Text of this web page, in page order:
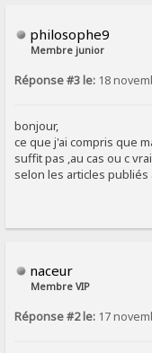
philosophe9
Membre junior
Réponse #3 le: 18
bonjour,
ce que j'ai compris que
suffit pas ,au cas ou c
selon les articles
naceur
Membre VIP
Réponse #2 le: 17